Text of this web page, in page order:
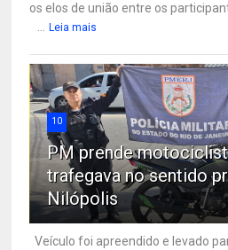
os elos de união entre os
... Leia mais
10
PM prende
trafegava no sentido
Nilópolis
Veículo foi apreendido e levado